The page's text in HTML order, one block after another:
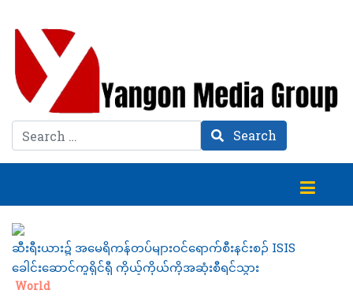
Search Search
ဆီးရီးယား၌ အမေရိကန်တပ်များဝင်ရောက်စီးနင်းစဉ် ISIS
ခေါင်းဆောင်ကူရိုင်ရှီ ကိုယ့်ကိုယ်ကိုအဆုံးစီရင်သွား
Category:
World